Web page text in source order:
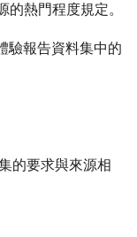
熱門程度規定。
驗報告資料集中的
的要求與來源相